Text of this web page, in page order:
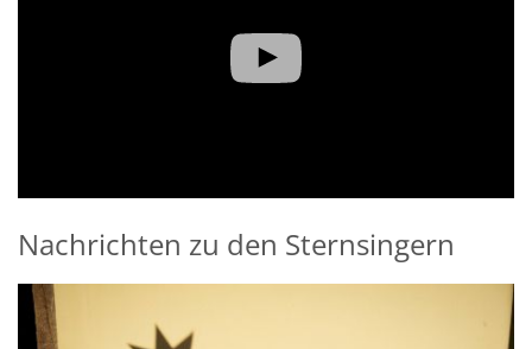
Nachrichten zu den Sternsingern